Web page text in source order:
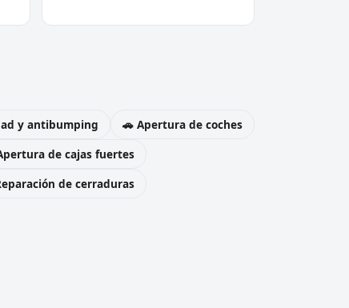
y antibumping
🚗 Apertura de coches
de cajas fuertes
de cerraduras